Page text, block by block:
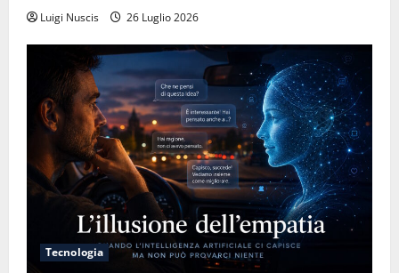
Luigi Nuscis 26 Luglio 2026
Tecnologia